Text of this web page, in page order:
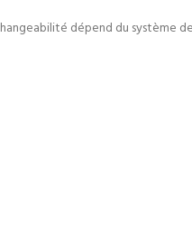
dépend du système